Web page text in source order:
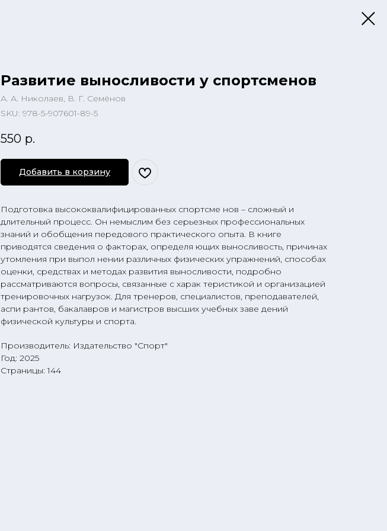
Развитие выносливости у спортсменов
А. А. Николаев, В. Г. Семёнов
SKU: 978-5-907601-89-5
550 р.
Добавить в корзину
Подготовка высококвалифицированных спортсме нов – сложный и
длительный процесс. Он немыслим без серьезных профессиональных
знаний и обобщения передового практического опыта. В книге
приводятся сведения о факторах, определя ющих выносливость, причинах
утомления при выпол нении различных физических упражнений, способах
оценки, средствах и методах развития выносливости, подробно
рассматриваются вопросы, связанные с харак теристикой и организацией
тренировочных нагрузок. Для тренеров, специалистов, преподавателей,
аспи рантов, бакалавров и магистров высших учебных заве дений
физической культуры и спорта.
Производитель: Издательство "Спорт"
Год: 2025
Страницы: 144